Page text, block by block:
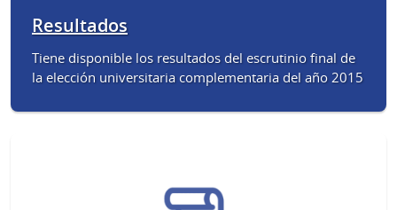
Resultados
Tiene disponible los resultados del escrutinio final de
la elección universitaria complementaria del año 2015